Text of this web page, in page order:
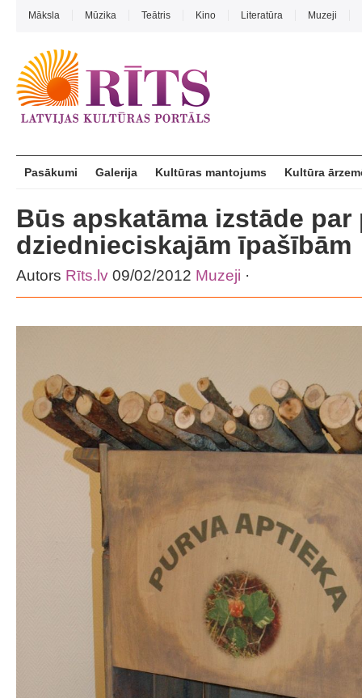
Māksla Mūzika Teātris Kino Literatūra Muzeji
Pasākumi Galerija Kultūras mantojums Kultūra
Būs apskatāma izstāde par
dziednieciskajām īpašībām
Autors Rīts.lv 09/02/2012 Muzeji ·